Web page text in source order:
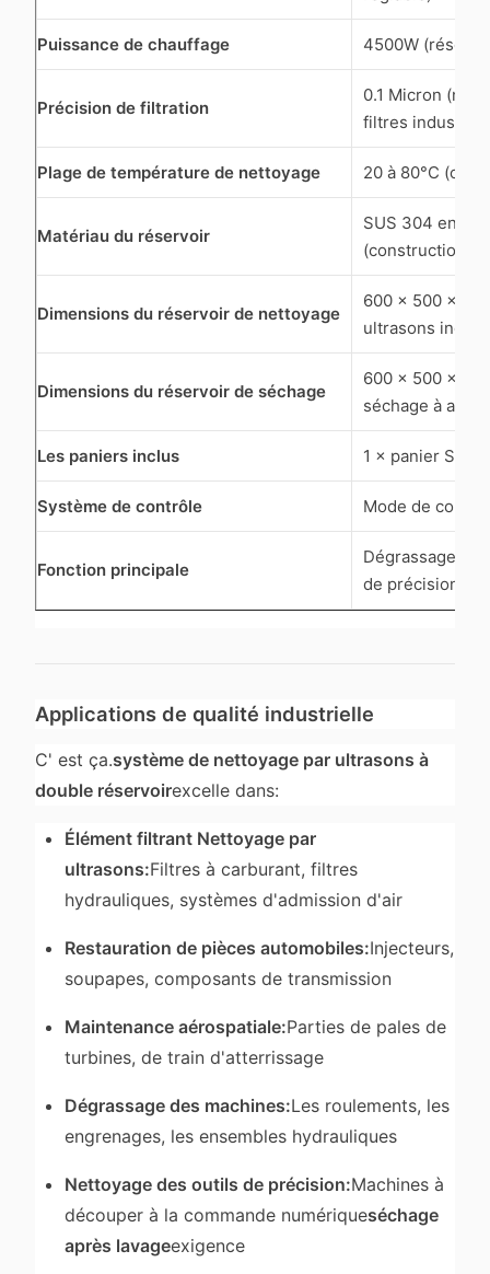
Puissance de chauffage 4500W
Précision de filtration
0.1 Micron
filtres
Plage de température de nettoyage 20 à 80°C
Matériau du réservoir
SUS 304 en
(construction
Dimensions du réservoir de nettoyage
600 × 500 ×
ultrasons
Dimensions du réservoir de séchage
600 × 500 ×
séchage à air
Les paniers inclus 1 × panier SUS
Système de contrôle Mode de
Fonction principale
Dégrassage et
de précision
Applications de qualité industrielle
C' est ça.système de nettoyage par ultrasons à
double réservoirexcelle dans:
Élément filtrant Nettoyage par
ultrasons:Filtres à carburant, filtres
hydrauliques, systèmes d'admission d'air
Restauration de pièces automobiles:Injecteurs,
soupapes, composants de transmission
Maintenance aérospatiale:Parties de pales de
turbines, de train d'atterrissage
Dégrassage des machines:Les roulements, les
engrenages, les ensembles hydrauliques
Nettoyage des outils de précision:Machines à
découper à la commande numériqueséchage
après lavageexigence